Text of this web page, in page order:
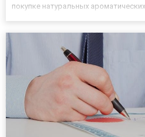
покупке натуральных